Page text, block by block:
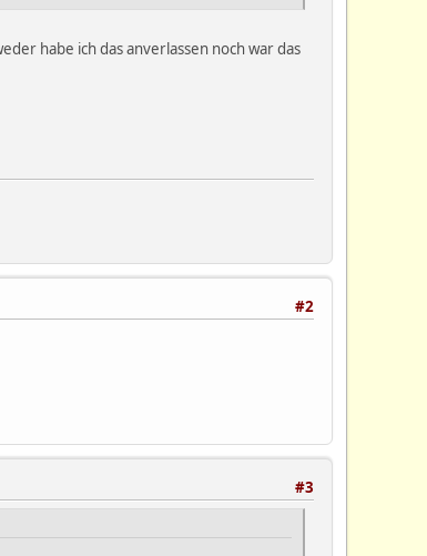
habe ich das anverlassen noch war das
#2
#3